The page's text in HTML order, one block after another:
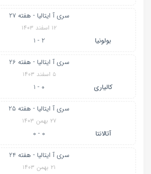
سری آ ایتالیا - هفته 27
۱۲ اسفند ۱۴۰۳
بولونیا 2 - 1
سری آ ایتالیا - هفته 26
۵ اسفند ۱۴۰۳
کالیاری 0 - 1
سری آ ایتالیا - هفته 25
۲۷ بهمن ۱۴۰۳
آتالانتا 0 - 0
سری آ ایتالیا - هفته 24
۲۱ بهمن ۱۴۰۳